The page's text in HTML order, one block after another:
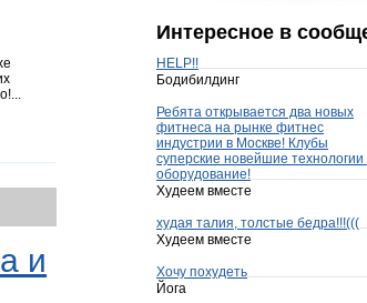
и
Интересное в
HELP!!
Бодибилдинг
Ребята открывается два новых
фитнеса на рынке фитнес
индустрии в Москве! Клубы
суперские новейшие технологии
оборудование!
Худеем вместе
худая талия, толстые бедра!!!(((
Худеем вместе
Хочу похудеть
Йога